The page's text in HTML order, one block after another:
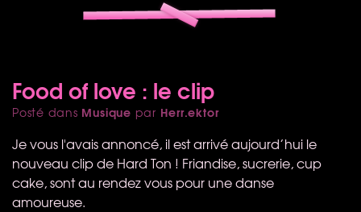
Food of love : le clip
Posté dans Musique par Herr.ektor
Je vous l'avais annoncé, il est arrivé aujourd’hui le
nouveau clip de Hard Ton ! Friandise, sucrerie, cup
cake, sont au rendez vous pour une danse
amoureuse.